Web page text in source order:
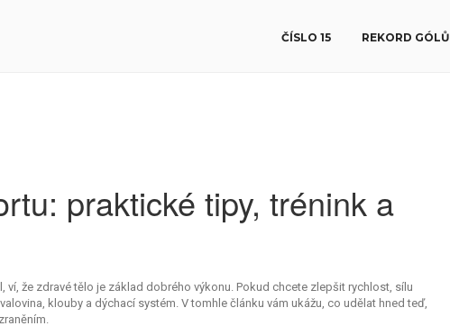
ČÍSLO 15 REKORD GÓLŮ
praktické tipy, trénink a
že zdravé tělo je základ dobrého výkonu. Pokud chcete zlepšit rychlost, sílu
klouby a dýchací systém. V tomhle článku vám ukážu, co udělat hned teď,